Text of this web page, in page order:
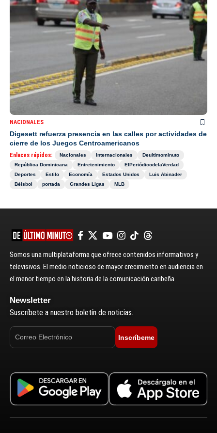
NACIONALES
Digesett refuerza presencia en las calles por actividades de
cierre de los Juegos Centroamericanos
Enlaces rápidos: Nacionales Internacionales
Deultimominuto
República Dominicana
Entretenimiento
ElPeriódicodelaVerdad
Deportes
Estilo Economía Estados Unidos
Luis Abinader
Béisbol
portada Grandes Ligas MLB
Somos una multiplataforma que ofrece contenidos informativos y
televisivos. El medio noticioso de mayor crecimiento en audiencia en
el menor tiempo en la historia de la comunicación caribeña.
Newsletter
Suscríbete a nuestro boletín de noticias.
Inscríbeme